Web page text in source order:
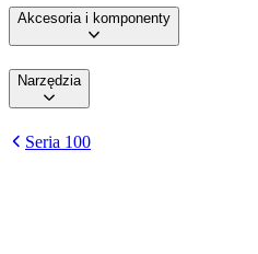
Akcesoria i komponenty
Narzędzia
Seria 100